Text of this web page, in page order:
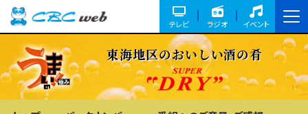
テレビ ラジオ イベント
東海地区のおいしい酒の肴